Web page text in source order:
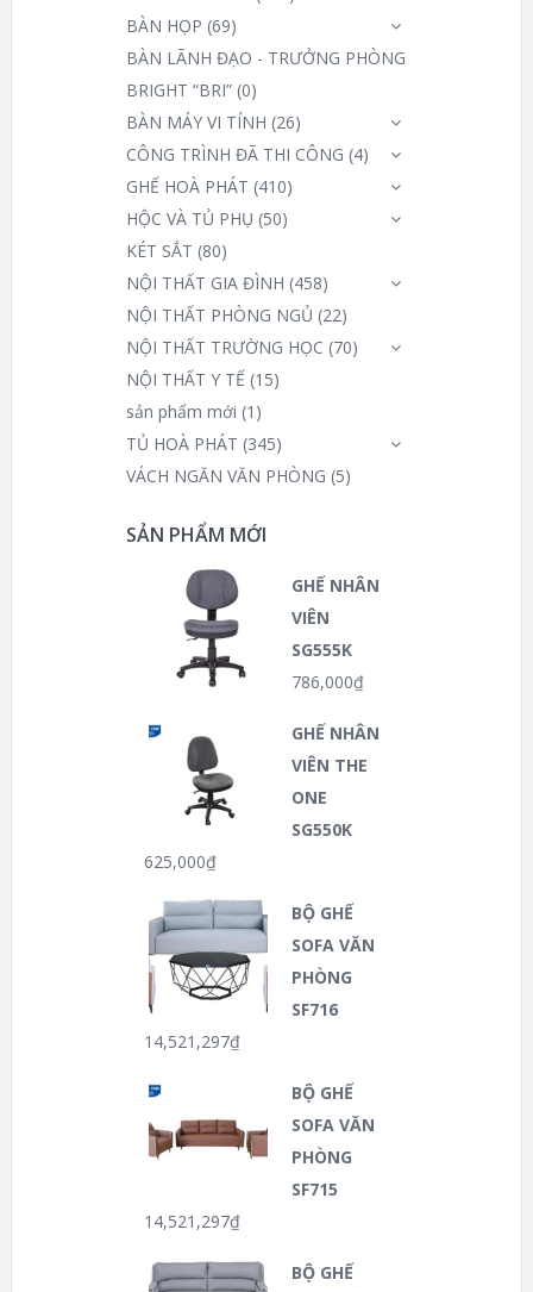
BÀN HỌP (69)
BÀN LÃNH ĐẠO - TRƯỞNG PHÒNG
BRIGHT “BRI” (0)
BÀN MÁY VI TÍNH (26)
CÔNG TRÌNH ĐÃ THI CÔNG (4)
GHẾ HOÀ PHÁT (410)
HỘC VÀ TỦ PHỤ (50)
KÉT SẮT (80)
NỘI THẤT GIA ĐÌNH (458)
NỘI THẤT PHÒNG NGỦ (22)
NỘI THẤT TRƯỜNG HỌC (70)
NỘI THẤT Y TẾ (15)
sản phẩm mới (1)
TỦ HOÀ PHÁT (345)
VÁCH NGĂN VĂN PHÒNG (5)
SẢN PHẨM MỚI
GHẾ NHÂN
VIÊN
SG555K
786,000₫
GHẾ NHÂN
VIÊN THE
ONE
SG550K
625,000₫
BỘ GHẾ
SOFA VĂN
PHÒNG
SF716
14,521,297₫
BỘ GHẾ
SOFA VĂN
PHÒNG
SF715
14,521,297₫
BỘ GHẾ